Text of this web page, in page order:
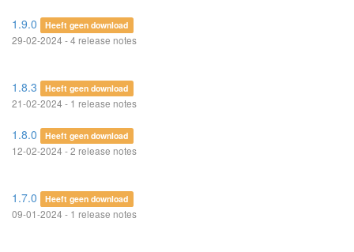
1.9.0 Heeft geen download
29-02-2024 - 4 release notes
1.8.3 Heeft geen download
21-02-2024 - 1 release notes
1.8.0 Heeft geen download
12-02-2024 - 2 release notes
1.7.0 Heeft geen download
09-01-2024 - 1 release notes